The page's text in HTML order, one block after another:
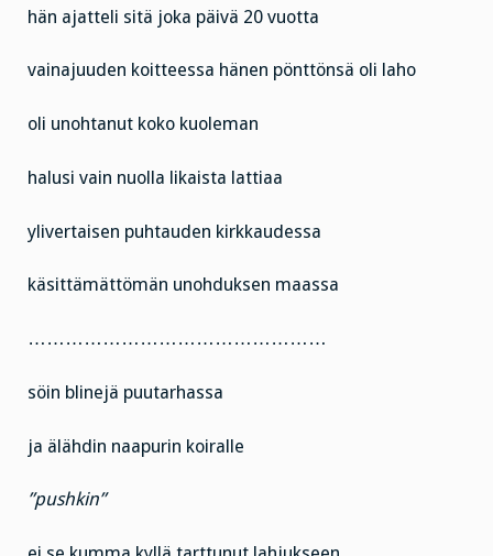
hän ajatteli sitä joka päivä 20 vuotta
vainajuuden koitteessa hänen pönttönsä oli laho
oli unohtanut koko kuoleman
halusi vain nuolla likaista lattiaa
ylivertaisen puhtauden kirkkaudessa
käsittämättömän unohduksen maassa
…………………………………………
söin blinejä puutarhassa
ja älähdin naapurin koiralle
”pushkin”